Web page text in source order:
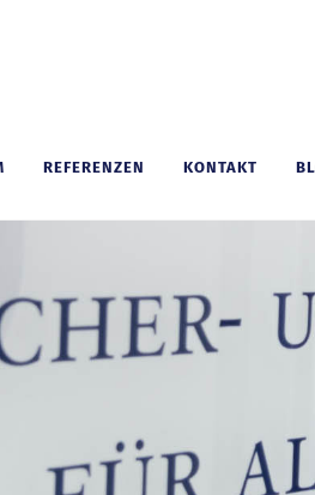
REFERENZEN KONTAKT